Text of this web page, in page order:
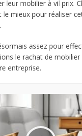
leur mobilier à vil prix.
le mieux pour réaliser
assez pour
le rachat de mobilier
entreprise.